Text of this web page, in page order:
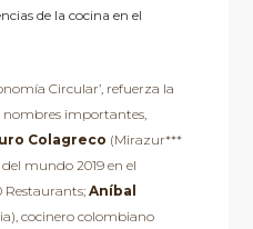
de la cocina en el
Circular’, refuerza la
nombres importantes,
Colagreco (Mirazur***
mundo 2019 en el
Restaurants;Aníbal
cocinero colombiano